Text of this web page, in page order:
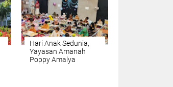
Hari Anak Sedunia,
Yayasan Amanah
Poppy Amalya